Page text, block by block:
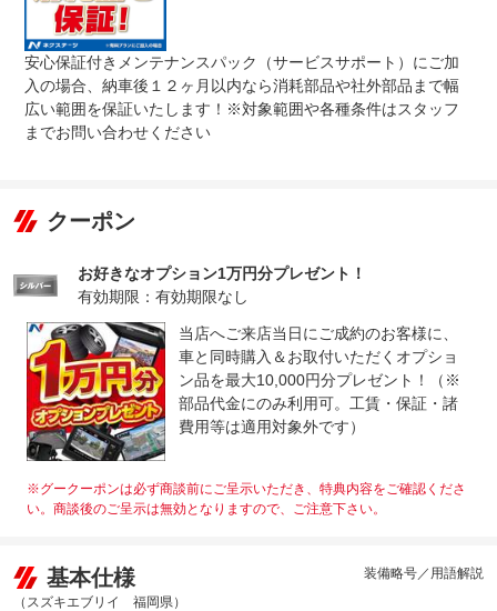
法定整備
について
１．契約後～納車までに法定点検を実施致します。 ２．
支払総額に整備代金を含んでおります。 ３．点検記録簿
が発行されます。
安心保証付きメンテナンスパック（サービスサポート）にご加
入の場合、納車後１２ヶ月以内なら消耗部品や社外部品まで幅
広い範囲を保証いたします！※対象範囲や各種条件はスタッフ
までお問い合わせください
クーポン
お好きなオプション1万円分プレゼント！
有効期限：有効期限なし
当店へご来店当日にご成約のお客様に、
車と同時購入＆お取付いただくオプショ
ン品を最大10,000円分プレゼント！（※
部品代金にのみ利用可。工賃・保証・諸
費用等は適用対象外です）
※グークーポンは必ず商談前にご呈示いただき、特典内容をご確認くださ
い。商談後のご呈示は無効となりますので、ご注意下さい。
基本仕様
（スズキエブリイ 福岡県）
装備略号／用語解説